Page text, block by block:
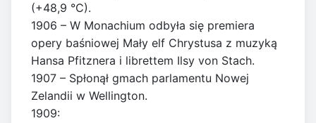
(+48,9 °C).
1906 – W Monachium odbyła się premiera
opery baśniowej Mały elf Chrystusa z muzyką
Hansa Pfitznera i librettem Ilsy von Stach.
1907 – Spłonął gmach parlamentu Nowej
Zelandii w Wellington.
1909: